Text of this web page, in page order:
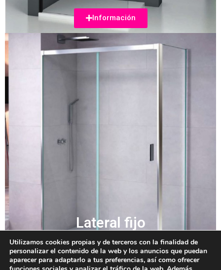
Información
Lateral fijo
Información
Utilizamos cookies propias y de terceros con la finalidad de
personalizar el contenido de la web y los anuncios que puedan
aparecer para adaptarlo a tus preferencias, así como ofrecer